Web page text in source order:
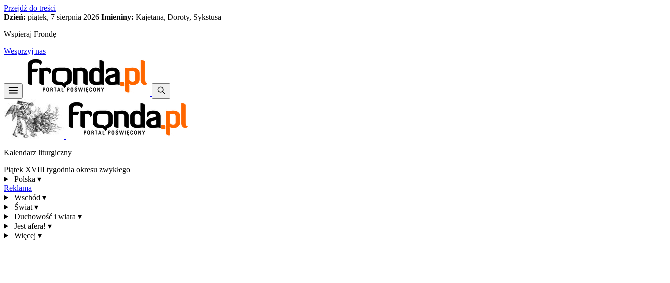
Przejdź do treści
Dzień: piątek, 7 sierpnia 2026 Imieniny: Kajetana, Doroty, Sykstusa
Wspieraj Frondę
Wesprzyj nas
Kalendarz liturgiczny
Piątek XVIII tygodnia okresu zwykłego
Polska ▾
Reklama
Wschód ▾
Świat ▾
Duchowość i wiara ▾
Jest afera! ▾
Więcej ▾